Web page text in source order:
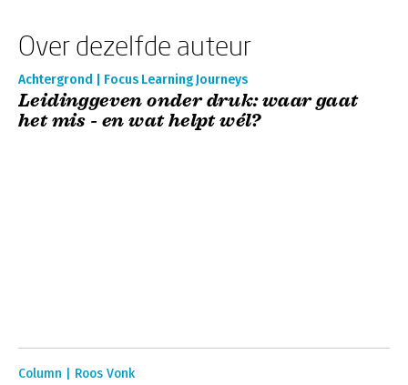
Over dezelfde auteur
Achtergrond | Focus Learning Journeys
Leidinggeven onder druk: waar gaat
het mis - en wat helpt wél?
Column | Roos Vonk